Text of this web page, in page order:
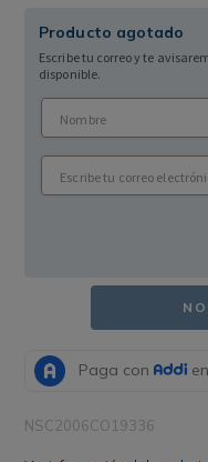
Producto agotado
Escribe tu correo y te
disponible.
NSC2006CO19336